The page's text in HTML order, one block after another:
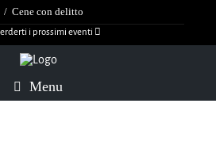
/ Cene con delitto
i prossimi eventi
Menu